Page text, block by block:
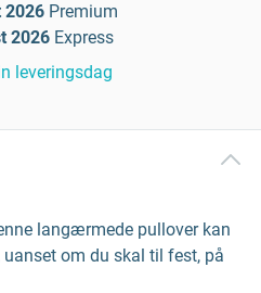
2026 Premium
2026 Express
leveringsdag
langærmede pullover kan
om du skal til fest, på